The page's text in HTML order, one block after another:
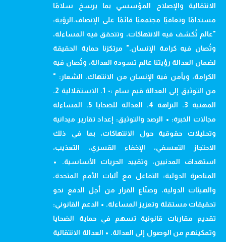
الانتقالية والإصلاح المؤسسي بما يرسخ سلامًا
مستدامًا وتعافيًا مجتمعيًا قائمًا على الإنصاف.الرؤية:
"عالم تُكشف فيه الانتهاكات، وتتحقق فيه المساءلة،
وتُصان فيه كرامة الإنسان." مرتكزنا حماية الحقيقة
لضمان العدالة رؤيتنا عالم تسوده العدالة، وتُصان فيه
الكرامة، ويأمن فيه الإنسان من الانتهاك. الشعار: "
من التوثيق إلى العدالة قيم سام :- 1. الاستقلالية 2.
المهنية 3. النزاهة 4. العدالة للضحايا 5. المساءلة
مجالات الخبرة: • الرصد والتوثيق: إعداد تقارير ميدانية
وتحليلات حقوقية حول الانتهاكات، بما في ذلك
الاحتجاز التعسفي، الإخفاء القسري، التعذيب،
استهداف المدنيين، وتقييد الحريات الأساسية. •
المناصرة الدولية: التفاعل مع آليات الأمم المتحدة،
والهيئات الدولية، وصنّاع القرار من أجل الدفع نحو
تحقيقات مستقلة وتعزيز المساءلة. • الدعم القانوني:
تقديم مقاربات قانونية تسهم في حماية الضحايا
وتمكينهم من الوصول إلى العدالة. • العدالة الانتقالية